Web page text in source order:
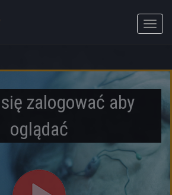
Toggle
zalogować aby
oglądać